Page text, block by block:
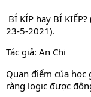
BÍ KÍP hay BÍ
23-5-2021).
Tác giả: An Chi
Quan điểm của
ràng logic được